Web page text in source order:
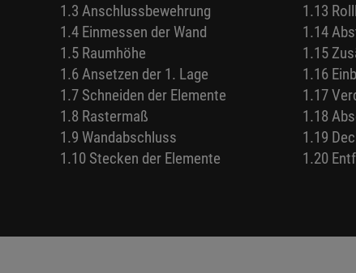
1.3 Anschlussbewehrung
1.4 Einmessen der Wand
1.5 Raumhöhe
1.6 Ansetzen der 1. Lage
1.7 Schneiden der Elemente
1.8 Rastermaß
1.9 Wandabschluss
1.10 Stecken der Elemente
1.13
1.14
1.15
1.16
1.17
1.18
1.19
1.20